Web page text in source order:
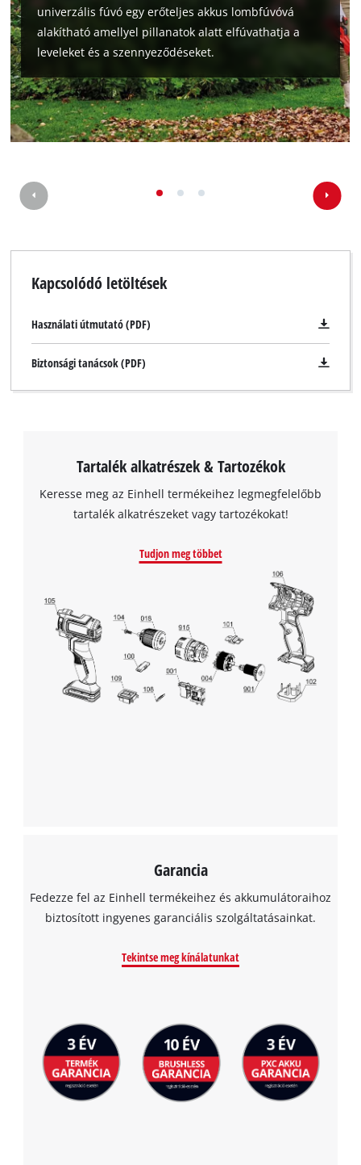
A Google Maps szolgáltatás betöltéséhez
This content is not permitted to load due
visitor. The website owner needs to setup
to the list of technologies used.
univerzális fúvó egy erőteljes akkus lombfúvóvá
alakítható amellyel pillanatok alatt elfúvathatja a
leveleket és a szennyeződéseket.
Kapcsolódó letöltések
Használati útmutató (PDF)
Biztonsági tanácsok (PDF)
Tartalék alkatrészek & Tartozékok
Keresse meg az Einhell termékeihez legmegfelelőbb
tartalék alkatrészeket vagy tartozékokat!
Tudjon meg többet
Garancia
Fedezze fel az Einhell termékeihez és akkumulátoraihoz
biztosított ingyenes garanciális szolgáltatásainkat.
Tekintse meg kínálatunkat